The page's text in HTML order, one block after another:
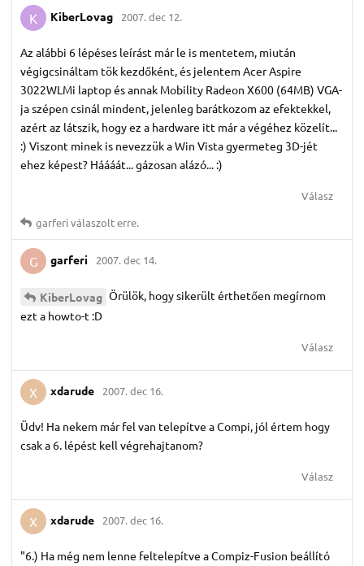
K KiberLovag 2007. dec 12.
Az alábbi 6 lépéses leírást már le is mentetem, miután
végigcsináltam tök kezdőként, és jelentem Acer Aspire
3022WLMi laptop és annak Mobility Radeon X600 (64MB) VGA-
ja szépen csinál mindent, jelenleg barátkozom az efektekkel,
azért az látszik, hogy ez a hardware itt már a végéhez közelít...
:) Viszont minek is nevezzük a Win Vista gyermeteg 3D-jét
ehez képest? Háááát... gázosan alázó... :)
Válasz
garferiválaszolt erre.
G garferi 2007. dec 14.
KiberLovag Örülök, hogy sikerült érthetően megírnom
ezt a howto-t :D
Válasz
X xdarude 2007. dec 16.
Üdv! Ha nekem már fel van telepítve a Compi, jól értem hogy
csak a 6. lépést kell végrehajtanom?
Válasz
X xdarude 2007. dec 16.
"6.) Ha még nem lenne feltelepítve a Compiz-Fusion beállító